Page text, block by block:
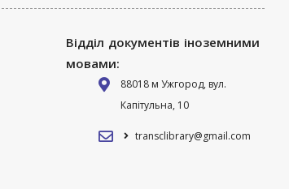
Відділ документів іноземними
мовами:
88018 м Ужгород, вул.
Капітульна, 10
transclibrary@gmail.com